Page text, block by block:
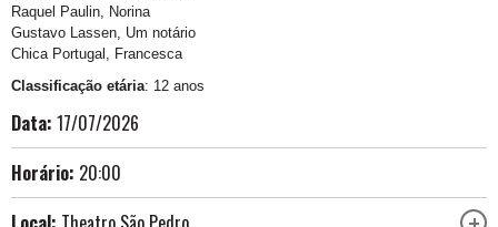
Raquel Paulin, Norina
Gustavo Lassen, Um notário
Chica Portugal, Francesca
Classificação etária: 12 anos
Data: 17/07/2026
Horário: 20:00